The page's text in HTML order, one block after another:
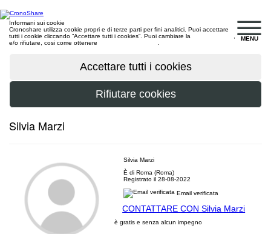
MENU
Informani sui cookie
Cronoshare utilizza cookie propri e di terze parti per fini analitici. Puoi accettare
tutti i cookie cliccando “Accettare tutti i cookies”. Puoi cambiare la
e/o rifiutare, cosi come ottenere
Silvia Marzi
Silvia Marzi
È di Roma (Roma)
Registrato il 28-08-2022
Email verificata
CONTATTARE CON Silvia Marzi
è gratis e senza alcun impegno